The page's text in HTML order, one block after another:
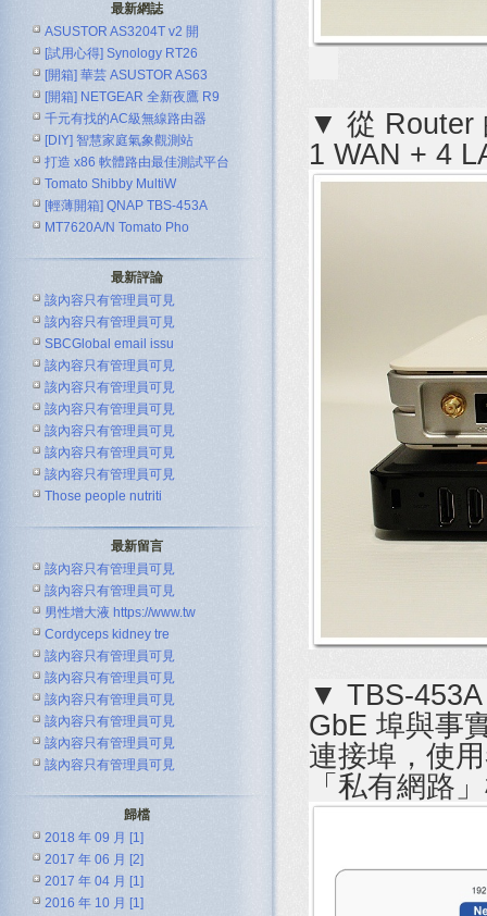
▼ 從 Router
1 WAN + 4
▼ TBS-453A
GbE 埠與事
連接埠，使
「私有網路
最新網誌
ASUSTOR AS3204T v2 開
[試用心得] Synology RT26
[開箱] 華芸 ASUSTOR AS63
[開箱] NETGEAR 全新夜鷹 R9
千元有找的AC級無線路由器
ASUS R
[DIY] 智慧家庭氣象觀測站
打造 x86 軟體路由最佳測試平台
Tomato Shibby MultiW
[輕薄開箱] QNAP TBS-453A
MT7620A/N Tomato Pho
最新評論
該內容只有管理員可見
該內容只有管理員可見
SBCGlobal email issu
該內容只有管理員可見
該內容只有管理員可見
該內容只有管理員可見
該內容只有管理員可見
該內容只有管理員可見
該內容只有管理員可見
Those people nutriti
最新留言
該內容只有管理員可見
該內容只有管理員可見
男性增大液 https://www.tw
Cordyceps kidney tre
該內容只有管理員可見
該內容只有管理員可見
該內容只有管理員可見
該內容只有管理員可見
該內容只有管理員可見
該內容只有管理員可見
歸檔
2018 年 09 月 [1]
2017 年 06 月 [2]
2017 年 04 月 [1]
2016 年 10 月 [1]